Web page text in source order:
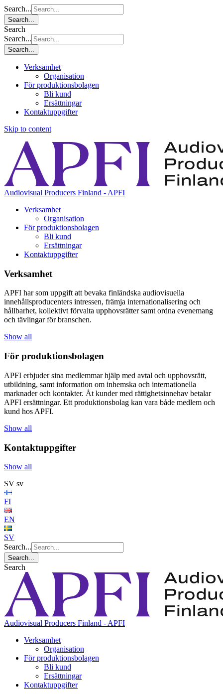
Search...
Search...
Search
Search...
Search...
Verksamhet
Organisation
För produktionsbolagen
Bli kund
Ersättningar
Kontaktuppgifter
Skip to content
Audiovisual Producers Finland - APFI
Verksamhet
Organisation
För produktionsbolagen
Bli kund
Ersättningar
Kontaktuppgifter
Verksamhet
APFI har som uppgift att bevaka finländska audiovisuella
innehållsproducenters intressen, främja internationalisering och
hållbarhet, kollektivt förvalta upphovsrätter samt ordna evenemang
och tävlingarförbranschen.
Show all
För produktionsbolagen
APFI erbjuder sina medlemmar hjälp med avtal och upphovsrätt,
utbildning, samt information om inhemska och internationella
marknader och kontakter. Åt kunder med rättighetsinnehav betalar
APFI ersättningar. Ett produktionsbolag kan vara både medlem och
kund hos APFI.
Show all
Kontaktuppgifter
Show all
SV sv
FI
EN
SV
Search...
Search...
Search
Audiovisual Producers Finland - APFI
Verksamhet
Organisation
För produktionsbolagen
Bli kund
Ersättningar
Kontaktuppgifter